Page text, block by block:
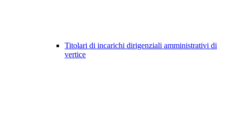
Titolari di incarichi dirigenziali amministrativi di
vertice